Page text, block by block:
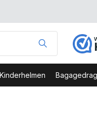
binnen NL vanaf
Kinderhelmen